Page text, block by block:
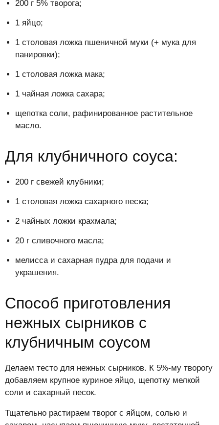
200 г 5% творога;
1 яйцо;
1 столовая ложка пшеничной муки (+ мука для
панировки);
1 столовая ложка мака;
1 чайная ложка сахара;
щепотка соли, рафинированное растительное
масло.
Для клубничного соуса:
200 г свежей клубники;
1 столовая ложка сахарного песка;
2 чайных ложки крахмала;
20 г сливочного масла;
мелисса и сахарная пудра для подачи и
украшения.
Способ приготовления
нежных сырников с
клубничным соусом
Делаем тесто для нежных сырников. К 5%-му творогу
добавляем крупное куриное яйцо, щепотку мелкой
соли и сахарный песок.
Тщательно растираем творог с яйцом, солью и